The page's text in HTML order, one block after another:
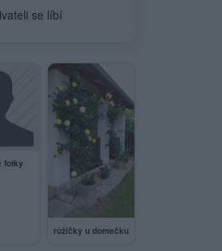
se líbí
fotky
růžičky u domečku